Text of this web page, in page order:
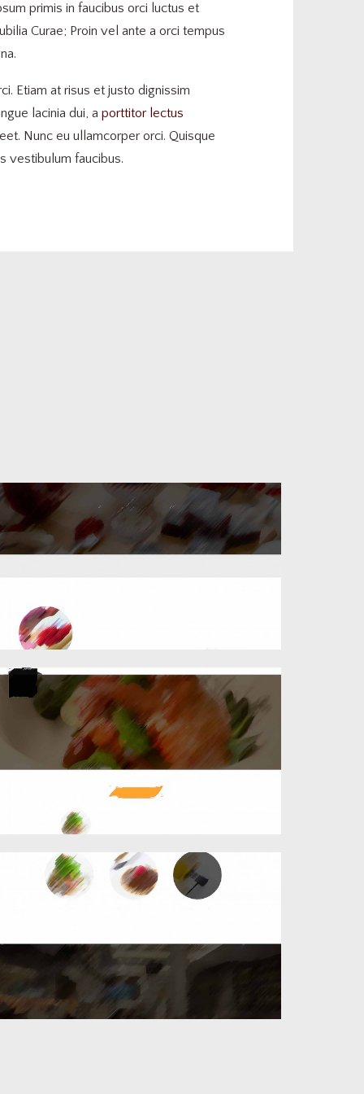
primis in faucibus orci luctus et
Curae; Proin vel ante a orci tempus
Etiam at risus et justo dignissim
lacinia dui, a porttitor lectus
Nunc eu ullamcorper orci. Quisque
vestibulum faucibus.